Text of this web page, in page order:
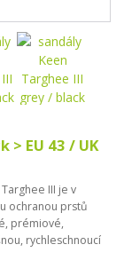
> EU 43 / UK
III je v
ochranou prstů
prémiové,
rychleschnoucí